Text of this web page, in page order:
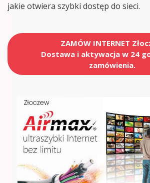
jakie otwiera szybki dostęp do sieci.
ZAMÓW INTERNET
Dostawa i aktywacja w 24
zamówienia.